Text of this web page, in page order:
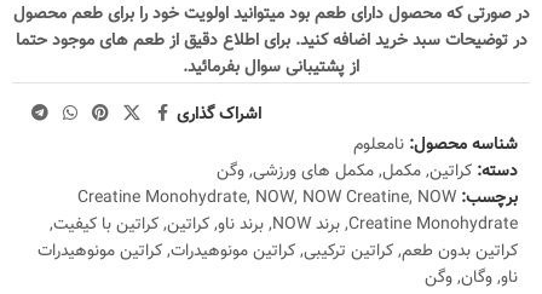
در صورتی که محصول دارای طعم بود میتوانید اولویت خود را برای طعم محصول
در توضیحات سبد خرید اضافه کنید. برای اطلاع دقیق از طعم های موجود حتما
از پشتیبانی سوال بفرمائید.
اشراک گذاری
شناسه محصول: نامعلوم
دسته: کراتین,مکمل,مکمل های ورزشی,وگن
برچسب:
Creatine Monohydrate, NOW, NOW Creatine, NOW
Creatine Monohydrate
,برند NOW ,برند ناو,کراتین,کراتین با کیفیت,
کراتین بدون طعم,کراتین ترکیبی,کراتین مونوهیدرات,کراتین مونوهیدرات
ناو,وگان,وگن